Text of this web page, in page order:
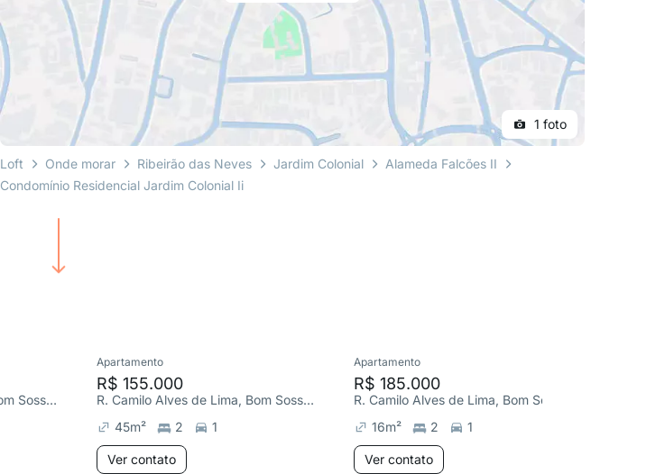
1 foto
Loft Onde morar Ribeirão das Neves Jardim Colonial
Alameda Falcões II
Condomínio Residencial Jardim Colonial Ii
R. Camilo Alves de Lima, Bom Sossego
Apartamento
R$ 155.000
R. Camilo Alves de Lima, Bom Sossego
45m² 2 1
Ver contato
Apartamento
R$ 185.000
16m² 2 1
Ver contato